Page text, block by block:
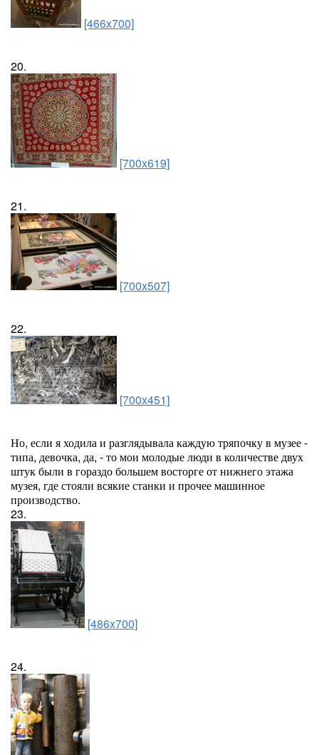
[466x700]
20.
[700x619]
21.
[700x507]
22.
[700x451]
Но, если я ходила и разглядывала каждую тряпочку в музее -
типа, девочка, да, - то мои молодые люди в количестве двух
штук были в гораздо большем восторге от нижнего этажа
музея, где стояли всякие станки и прочее машинное
производство.
23.
[486x700]
24.